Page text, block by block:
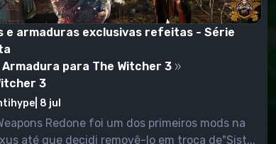
no futuro.
resolve o problema com todos os tipos de
e armaduras exclusivas refeitas - Série
Armadura para The Witcher 3
3
8 jul
Redone foi um dos primeiros mods na
até que decidi removê-lo em troca de"Sist...